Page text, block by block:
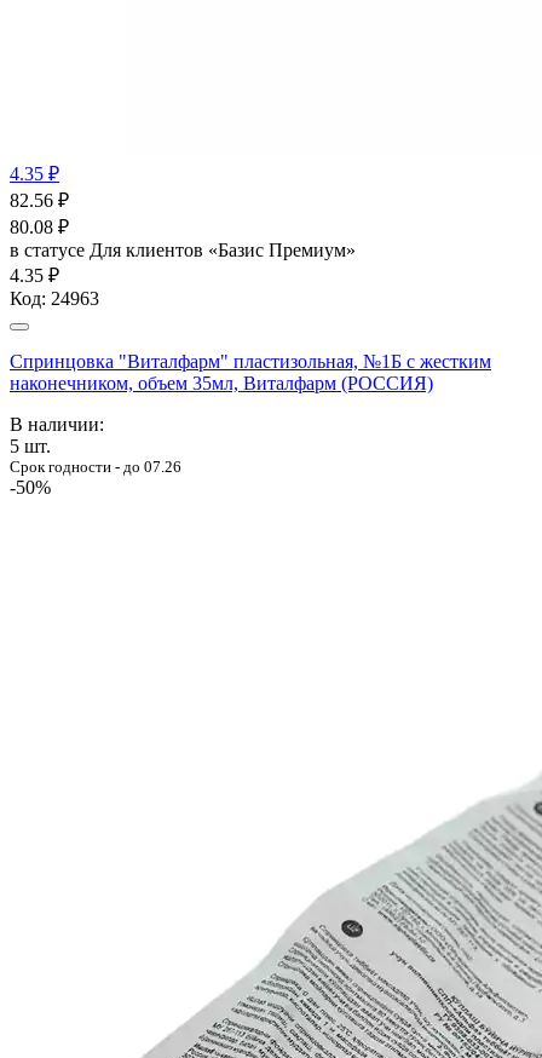
4.35 ₽
82.56 ₽
80.08 ₽
в статусе Для клиентов «Базис Премиум»
4.35 ₽
Код: 24963
Спринцовка "Виталфарм" пластизольная, №1Б с жестким
наконечником, объем 35мл, Виталфарм (РОССИЯ)
В наличии:
5 шт.
Срок годности - до 07.26
-50%